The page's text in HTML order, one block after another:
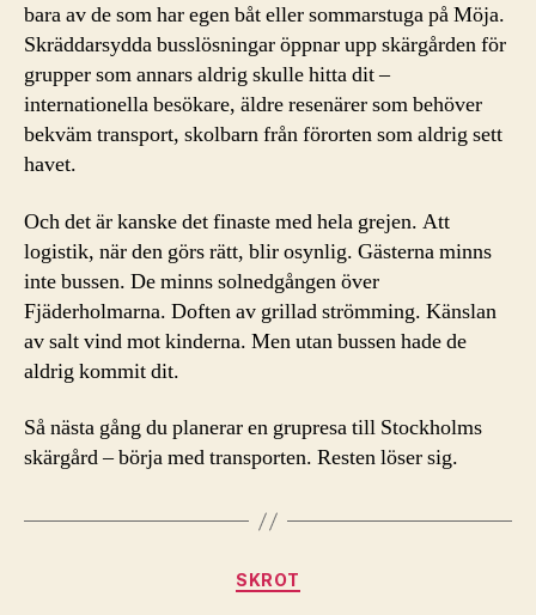
bara av de som har egen båt eller sommarstuga på Möja.
Skräddarsydda busslösningar öppnar upp skärgården för
grupper som annars aldrig skulle hitta dit –
internationella besökare, äldre resenärer som behöver
bekväm transport, skolbarn från förorten som aldrig sett
havet.
Och det är kanske det finaste med hela grejen. Att
logistik, när den görs rätt, blir osynlig. Gästerna minns
inte bussen. De minns solnedgången över
Fjäderholmarna. Doften av grillad strömming. Känslan
av salt vind mot kinderna. Men utan bussen hade de
aldrig kommit dit.
Så nästa gång du planerar en grupresa till Stockholms
skärgård – börja med transporten. Resten löser sig.
Kategorier
SKROT